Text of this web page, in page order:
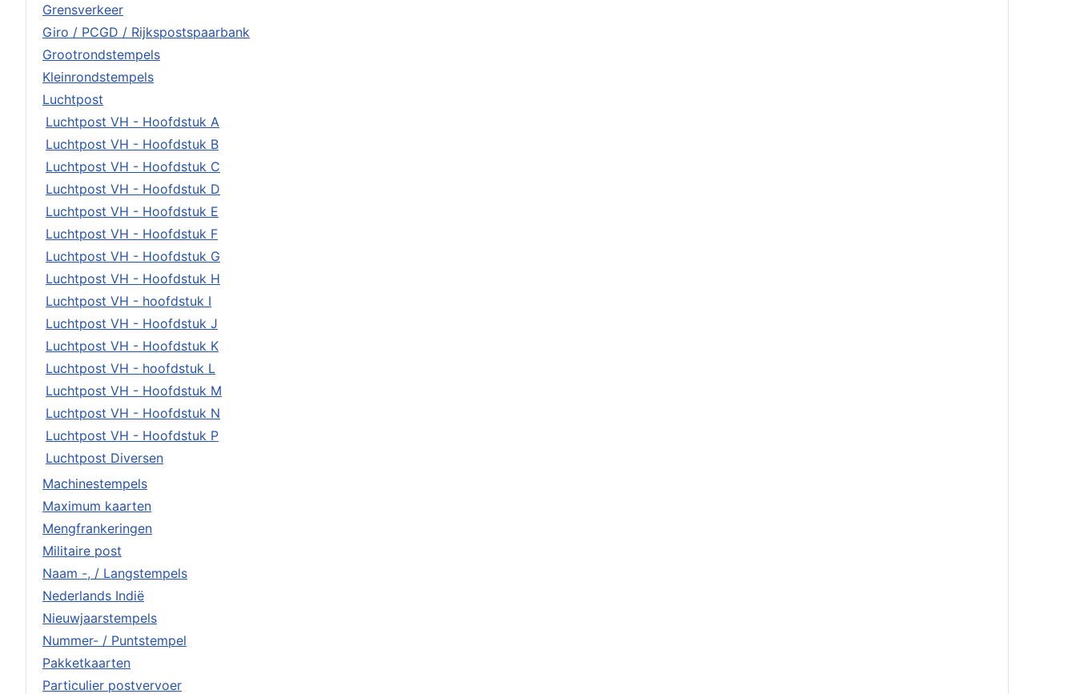
Grensverkeer
Giro / PCGD / Rijkspostspaarbank
Grootrondstempels
Kleinrondstempels
Luchtpost
Luchtpost VH - Hoofdstuk A
Luchtpost VH - Hoofdstuk B
Luchtpost VH - Hoofdstuk C
Luchtpost VH - Hoofdstuk D
Luchtpost VH - Hoofdstuk E
Luchtpost VH - Hoofdstuk F
Luchtpost VH - Hoofdstuk G
Luchtpost VH - Hoofdstuk H
Luchtpost VH - hoofdstuk I
Luchtpost VH - Hoofdstuk J
Luchtpost VH - Hoofdstuk K
Luchtpost VH - hoofdstuk L
Luchtpost VH - Hoofdstuk M
Luchtpost VH - Hoofdstuk N
Luchtpost VH - Hoofdstuk P
Luchtpost Diversen
Machinestempels
Maximum kaarten
Mengfrankeringen
Militaire post
Naam -, / Langstempels
Nederlands Indië
Nieuwjaarstempels
Nummer- / Puntstempel
Pakketkaarten
Particulier postvervoer